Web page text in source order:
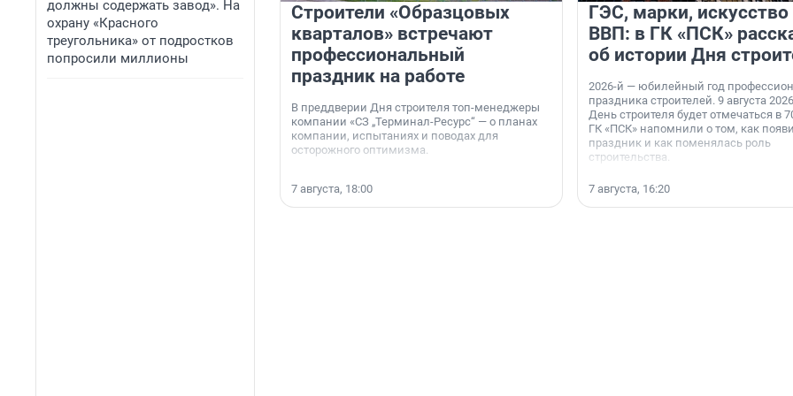
должны содержать завод». На
охрану «Красного
треугольника» от подростков
попросили миллионы
Строители «Образцовых
кварталов» встречают
профессиональный
праздник на работе
В преддверии Дня строителя топ-менеджеры
компании «СЗ „Терминал-Ресурс“ — о планах
компании, испытаниях и поводах для
осторожного оптимизма.
7 августа, 18:00
ГЭС, марки, искусство
ВВП: в ГК «ПСК»
об истории Дня
2026-й — юбилейный год
праздника строителей. 9 августа
День строителя будет отмечаться в
ГК «ПСК» напомнили о том, как
праздник и как поменялась роль
строительства.
7 августа, 16:20